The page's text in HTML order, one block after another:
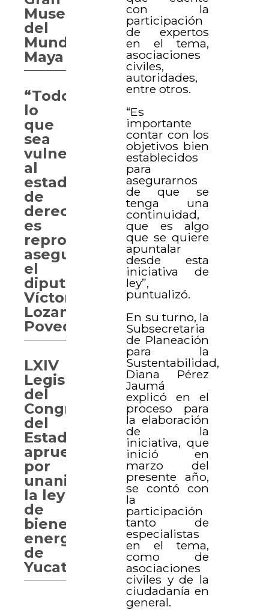
con la
participación
de expertos
en el tema,
asociaciones
civiles,
autoridades,
entre otros.
“Es
importante
contar con los
objetivos bien
establecidos
para
asegurarnos
de que se
tenga una
continuidad,
que es algo
que se quiere
apuntalar
desde esta
iniciativa de
ley”,
puntualizó.
En su turno, la
Subsecretaria
de Planeación
para la
Sustentabilidad,
Diana Pérez
Jaumá
explicó en el
proceso para
la elaboración
de la
iniciativa, que
inició en
marzo del
presente año,
se contó con
la
participación
tanto de
especialistas
en el tema,
como de
asociaciones
civiles y de la
ciudadanía en
general.
Museo
del
Mundo
Maya
“Todo
lo
que
sea
vulneración
al
estado
de
derecho,
es
reprobable”
asegura
el
diputado
Víctor
Lozano
Poveda.
LXIV
Legislatura
del
Congreso
del
Estado,
aprueba
por
unanimidad
la ley
de
bienestar
energético
de
Yucatán